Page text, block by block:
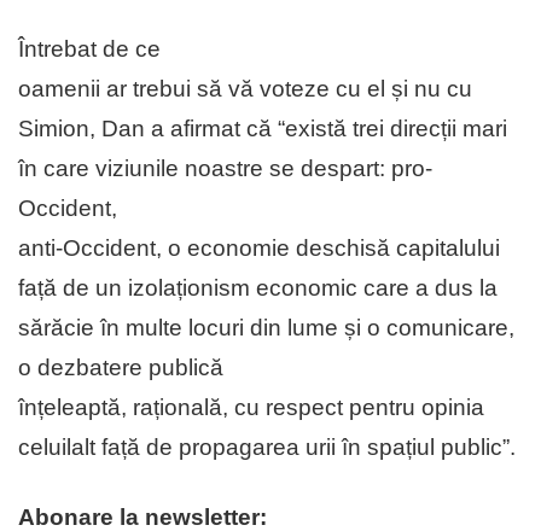
Întrebat de ce
oamenii ar trebui să vă voteze cu el și nu cu
Simion, Dan a afirmat că “există trei direcții mari
în care viziunile noastre se despart: pro-
Occident,
anti-Occident, o economie deschisă capitalului
față de un izolaționism economic care a dus la
sărăcie în multe locuri din lume și o comunicare,
o dezbatere publică
înțeleaptă, rațională, cu respect pentru opinia
celuilalt față de propagarea urii în spațiul public”.
Abonare la newsletter: